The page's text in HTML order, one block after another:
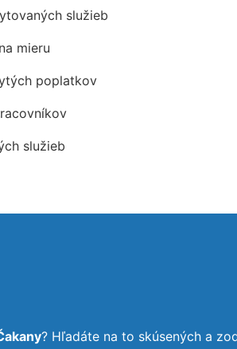
služieb
mieru
poplatkov
služieb
? Hľadáte na to skúsených a